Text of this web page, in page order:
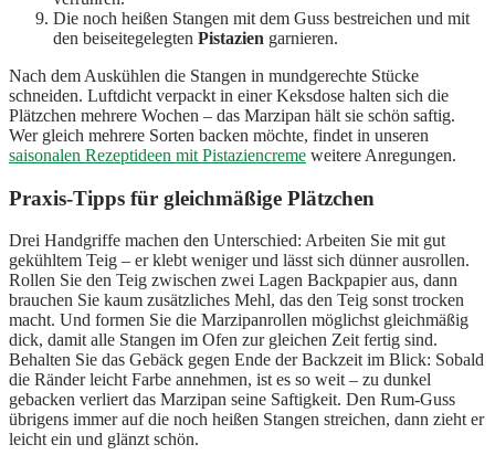
Die noch heißen Stangen mit dem Guss bestreichen und mit
den beiseitegelegten Pistazien garnieren.
Nach dem Auskühlen die Stangen in mundgerechte Stücke
schneiden. Luftdicht verpackt in einer Keksdose halten sich die
Plätzchen mehrere Wochen – das Marzipan hält sie schön saftig.
Wer gleich mehrere Sorten backen möchte, findet in unseren
saisonalen Rezeptideen mit Pistaziencreme weitere Anregungen.
Praxis-Tipps für gleichmäßige Plätzchen
Drei Handgriffe machen den Unterschied: Arbeiten Sie mit gut
gekühltem Teig – er klebt weniger und lässt sich dünner ausrollen.
Rollen Sie den Teig zwischen zwei Lagen Backpapier aus, dann
brauchen Sie kaum zusätzliches Mehl, das den Teig sonst trocken
macht. Und formen Sie die Marzipanrollen möglichst gleichmäßig
dick, damit alle Stangen im Ofen zur gleichen Zeit fertig sind.
Behalten Sie das Gebäck gegen Ende der Backzeit im Blick: Sobald
die Ränder leicht Farbe annehmen, ist es so weit – zu dunkel
gebacken verliert das Marzipan seine Saftigkeit. Den Rum-Guss
übrigens immer auf die noch heißen Stangen streichen, dann zieht er
leicht ein und glänzt schön.